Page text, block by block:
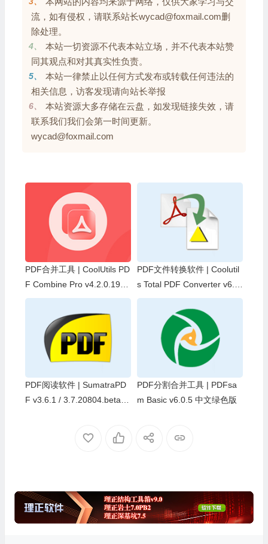
流，如有侵权，请联系站长wycad@foxmail.com删
除处理。
4、
本站一切资源不代表本站立场，并不代表本站赞
同其观点和对其真实性负责。
5、
本站一律禁止以任何方式发布或转载任何违法的
相关信息，访客发现请向站长举报
6、
本站资源大多存储在云盘，如发现链接失效，请
联系我们我们会第一时间更新。
wycad@foxmail.com
PDF合并工具 | CoolUtils PD
F Combine Pro v4.2.0.194
中文绿色版
PDF文件转换软件 | Coolutil
s Total PDF Converter v6.5.
0.189 中文绿色版
PDF阅读软件 | SumatraPD
F v3.6.1 / 3.7.20804.beta
PDF分割合并工具 | PDFsa
m Basic v6.0.5 中文绿色版